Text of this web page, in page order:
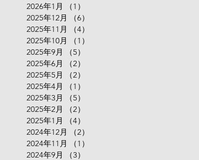
2026年1月
（1）
2025年12月
（6）
2025年11月
（4）
2025年10月
（1）
2025年9月
（5）
2025年6月
（2）
2025年5月
（2）
2025年4月
（1）
2025年3月
（5）
2025年2月
（2）
2025年1月
（4）
2024年12月
（2）
2024年11月
（1）
2024年9月
（3）